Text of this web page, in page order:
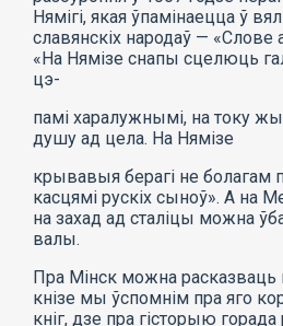
Нямігі, якая ўпамінаецца ў
славянскіх народаў — «Слове
«На Нямізе снапы сцелюць
цэ-
памі харалужнымі, на току
душу ад цела. На Нямізе
крывавыя берагі не болагам
касцямі рускіх сыноў». А на
на захад ад сталіцы можна
валы.
Пра Мінск можна расказваць
кнізе мы ўспомнім пра яго
кніг, дзе пра гісторыю